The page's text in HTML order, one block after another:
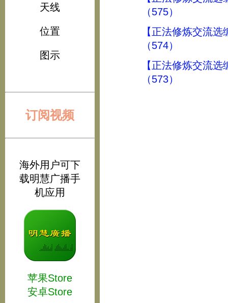
天线
位置
图示
订阅视频
海外用户可下
载明慧广播手
机应用
苹果Store
安卓Store
（575）
【正法修炼交流
（574）
【正法修炼交流
（573）